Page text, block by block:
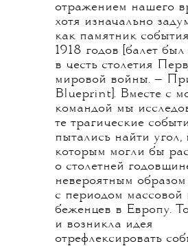
отражением нашего
хотя изначально
как памятник
1918 годов [балет был
в честь столетия
мировой войны. —
Blueprint]. Вместе с
командой мы
те трагические
пытались найти угол,
которым могли бы
о столетней
невероятным
с периодом массовой
беженцев в Европу.
и возникла идея
отрефлексировать